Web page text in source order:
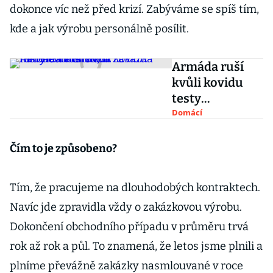
dokonce víc než před krizí. Zabýváme se spíš tím,
kde a jak výrobu personálně posílit.
Armáda ruší
kvůli kovidu
testy
obrněnců,
Domácí
Čím to je způsobeno?
Tím, že pracujeme na dlouhodobých kontraktech.
Navíc jde zpravidla vždy o zakázkovou výrobu.
Dokončení obchodního případu v průměru trvá
rok až rok a půl. To znamená, že letos jsme plnili a
plníme převážně zakázky nasmlouvané v roce